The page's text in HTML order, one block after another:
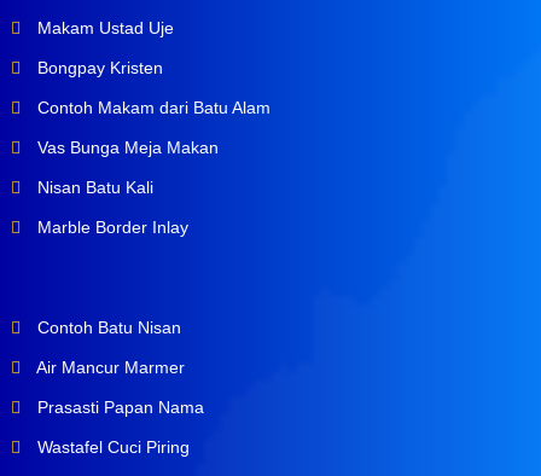
Makam Ustad Uje
Bongpay Kristen
Contoh Makam dari Batu Alam
Vas Bunga Meja Makan
Nisan Batu Kali
Marble Border Inlay
Contoh Batu Nisan
Air Mancur Marmer
Prasasti Papan Nama
Wastafel Cuci Piring